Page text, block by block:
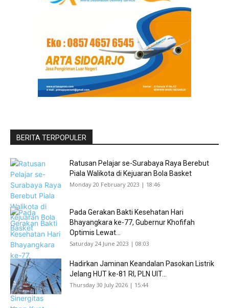
BERITA TERPOPULER
Ratusan Pelajar se-Surabaya Raya Berebut
Piala Walikota di Kejuaran Bola Basket
Monday 20 February 2023 | 18:46
Pada Gerakan Bakti Kesehatan Hari
Bhayangkara ke-77, Gubernur Khofifah
Optimis Lewat...
Saturday 24 June 2023 | 08:03
Hadirkan Jaminan Keandalan Pasokan Listrik
Jelang HUT ke-81 RI, PLN UIT...
Thursday 30 July 2026 | 15:44